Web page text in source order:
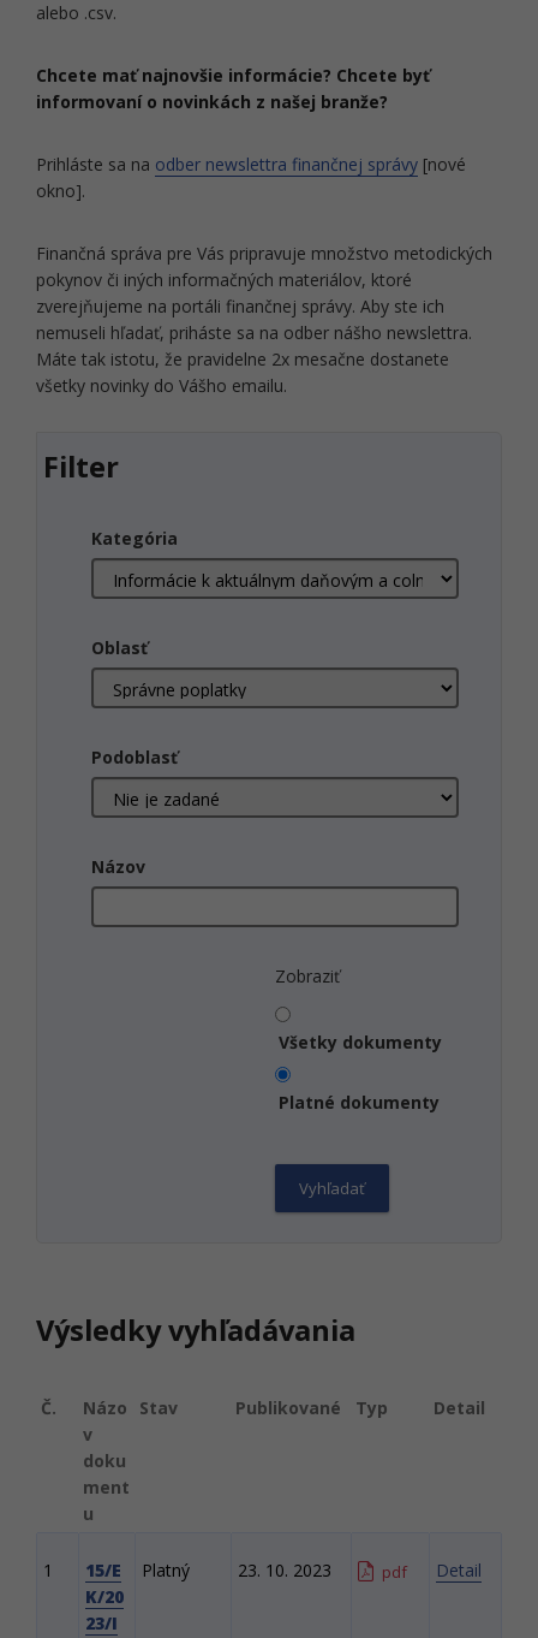
alebo .csv.
Chcete mať najnovšie informácie? Chcete byť
informovaní o novinkách z našej branže?
Prihláste sa na odber newslettra finančnej správy [nové
okno].
Finančná správa pre Vás pripravuje množstvo metodických
pokynov či iných informačných materiálov, ktoré
zverejňujeme na portáli finančnej správy. Aby ste ich
nemuseli hľadať, priháste sa na odber nášho newslettra.
Máte tak istotu, že pravidelne 2x mesačne dostanete
všetky novinky do Vášho emailu.
Filter
Kategória
Oblasť
Podoblasť
Názov
Zobraziť
Všetky dokumenty
Platné dokumenty
Výsledky vyhľadávania
Č.
Názo
v
doku
ment
u
Stav Publikované Typ Detail
1
15/E
K/20
23/I
Platný 23. 10. 2023 pdf Detail